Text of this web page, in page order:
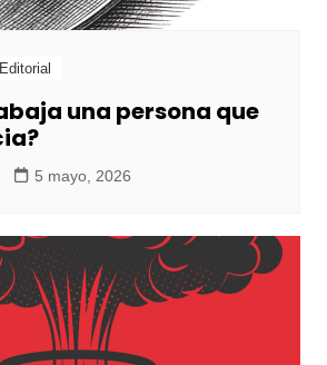
Editorial
una persona que
5 mayo, 2026